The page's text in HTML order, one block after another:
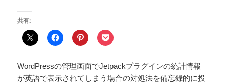
共有:
WordPressの管理画面でJetpackプラグインの統計情報
が英語で表示されてしまう場合の対処法を備忘録的に投